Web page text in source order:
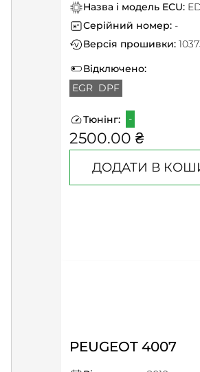
Назва і модель ECU:
Серійний номер: -
Версія прошивки:
Відключено:
EGR DPF
Тюнінг: -
2500.00 ₴
ДОДАТИ В
PEUGEOT 4007